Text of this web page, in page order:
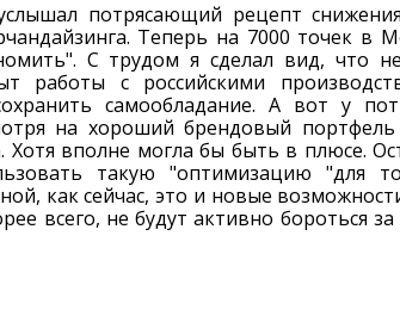
потрясающий рецепт
Теперь на 7000 точек в
С трудом я сделал вид, что
работы с российскими
самообладание. А вот у
на хороший брендовый портфель
вполне могла бы быть в плюсе.
такую "оптимизацию "для
как сейчас, это и новые
всего, не будут активно бороться